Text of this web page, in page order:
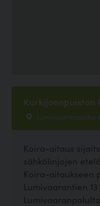
Kurkijoenpuiston
Lumivaaranpolku
Koira-aitaus
sähkölinjojen
Koira-aitaukseen
Lumivaarantien